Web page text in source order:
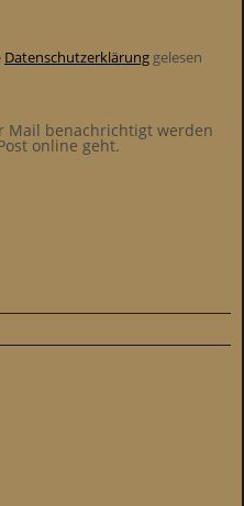
Datenschutzerklärung gelesen
Mail benachrichtigt werden
online geht.